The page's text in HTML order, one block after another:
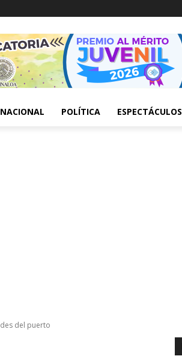
NACIONAL POLÍTICA ESPECTÁCULOS
del puerto